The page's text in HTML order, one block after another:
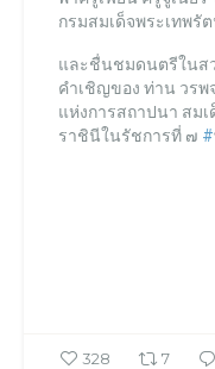
กรมสมเด็จพระเทพรั
และชื่นชมดนตรีในส
คำเชิญของ ท่าน วร
แห่งการสถาปนา สม
ราชินีในรัชการที่ ๗ #
328 7